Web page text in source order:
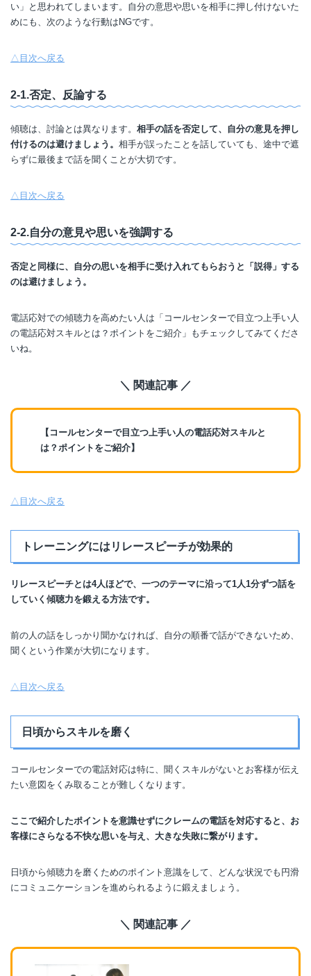
い」と思われてしまいます。自分の意思や思いを相手に押し付けないた
めにも、次のような行動はNGです。
△目次へ戻る
2-1.否定、反論する
傾聴は、討論とは異なります。 相手の話を否定して、自分の意見を押し
付けるのは避けましょう。 相手が誤ったことを話していても、途中で遮
らずに最後まで話を聞くことが大切です。
△目次へ戻る
2-2.自分の意見や思いを強調する
否定と同様に、自分の思いを相手に受け入れてもらおうと「説得」する
のは避けましょう。
電話応対での傾聴力を高めたい人は「コールセンターで目立つ上手い人
の電話応対スキルとは？ポイントをご紹介」もチェックしてみてくださ
いね。
＼ 関連記事 ／
【コールセンターで目立つ上手い人の電話応対スキルと
は？ポイントをご紹介】
△目次へ戻る
トレーニングにはリレースピーチが効果的
リレースピーチとは4人ほどで、一つのテーマに沿って1人1分ずつ話を
していく傾聴力を鍛える方法です。
前の人の話をしっかり聞かなければ、自分の順番で話ができないため、
聞くという作業が大切になります。
△目次へ戻る
日頃からスキルを磨く
コールセンターでの電話対応は特に、聞くスキルがないとお客様が伝え
たい意図をくみ取ることが難しくなります。
ここで紹介したポイントを意識せずにクレームの電話を対応すると、お
客様にさらなる不快な思いを与え、大きな失敗に繋がります。
日頃から傾聴力を磨くためのポイント意識をして、どんな状況でも円滑
にコミュニケーションを進められるように鍛えましょう。
＼ 関連記事 ／